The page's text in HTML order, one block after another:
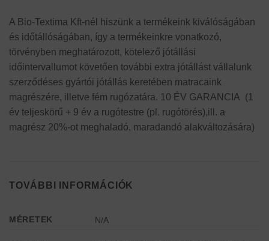
A Bio-Textima Kft-nél hiszünk a termékeink kiválóságában
és időtállóságában, így a termékeinkre vonatkozó,
törvényben meghatározott, kötelező jótállási
időintervallumot követően további extra jótállást vállalunk
szerződéses gyártói jótállás keretében matracaink
magrészére, illetve fém rugózatára. 10 ÉV GARANCIA (1
év teljeskörű + 9 év a rugótestre (pl. rugótörés),ill. a
magrész 20%-ot meghaladó, maradandó alakváltozására)
TOVÁBBI INFORMÁCIÓK
MÉRETEK N/A